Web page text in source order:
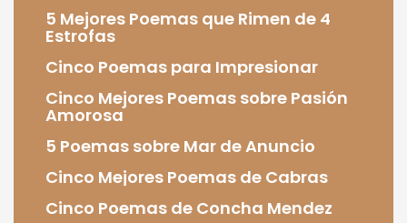
5 Mejores Poemas que Rimen de 4
Estrofas
Cinco Poemas para Impresionar
Cinco Mejores Poemas sobre Pasión
Amorosa
5 Poemas sobre Mar de Anuncio
Cinco Mejores Poemas de Cabras
Cinco Poemas de Concha Mendez